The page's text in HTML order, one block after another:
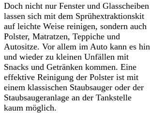
Doch nicht nur Fenster und Glasscheiben
lassen sich mit dem Sprühextraktionskit
auf leichte Weise reinigen, sondern auch
Polster, Matratzen, Teppiche und
Autositze. Vor allem im Auto kann es hin
und wieder zu kleinen Unfällen mit
Snacks und Getränken kommen. Eine
effektive Reinigung der Polster ist mit
einem klassischen Staubsauger oder der
Staubsaugeranlage an der Tankstelle
kaum möglich.